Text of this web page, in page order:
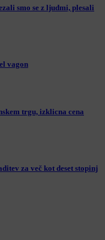
smo se z ljudmi, plesali
vagon
trgu, izklicna cena
za več kot deset stopinj